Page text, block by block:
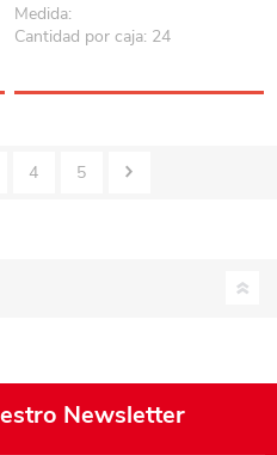
Medida:
Cantidad por caja: 24
4 5
Newsletter